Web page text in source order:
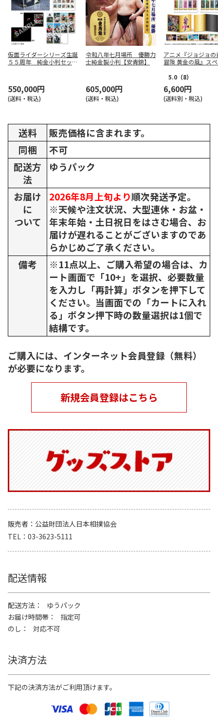
仮面ライダーシリーズ生誕
５５周年 純金小判セット
550,000円
(送料・税込)
令和八年七月場所 優勝力
士純金製小判【安青錦】
605,000円
(送料・税込)
アニメ『ジョジョの
冒険 黄金の風』ス
5.0 （8）
6,600円
(送料別・税込)
送料
販売価格に含まれます。
同梱
不可
配送方
法
ゆうパック
お届け
に
ついて
2026年8月上旬より順次発送予定。
※天候や注文状況、大型連休・お盆・
年末年始・土日祝日をはさむ場合、お
届けが遅れることがございますのであ
らかじめご了承ください。
備考
※11点以上、ご購入希望の場合は、カ
ート画面で「10+」を選択、必要数量
を入力し「再計算」ボタンを押下して
ください。当画面での「カートに入れ
る」ボタン押下時の数量選択は1個で
結構です。
ご購入には、インターネット会員登録（無料）
が必要になります。
新規会員登録はこちら
販売者
公益財団法人日本相撲協会
TEL
03-3623-5111
配送情報
配送方法
ゆうパック
お届け時間帯
指定可
のし
対応不可
決済方法
下記の決済方法がご利用頂けます。